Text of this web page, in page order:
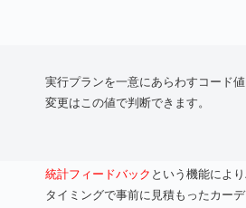
実行プランを一意にあらわすコード
変更はこの値で判断できます。
統計フィードバック という機能によ
タイミングで事前に見積もったカー